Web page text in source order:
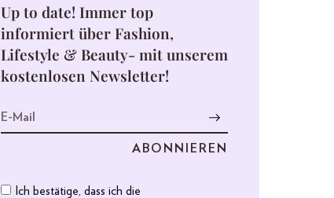
Up to date! Immer top
informiert über Fashion,
Lifestyle & Beauty- mit unserem
kostenlosen Newsletter!
Ich bestätige, dass ich die